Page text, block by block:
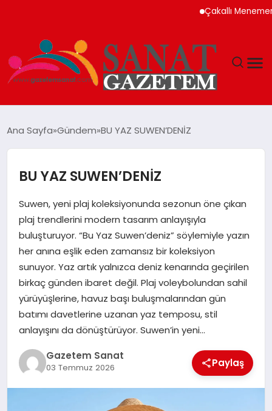
Çakallı Menemeni
TEKNOLOJI
SIYASET
SPOR
YAŞAM
EKONOMI
SAĞLIK
EĞITIM
Ana Sayfa Gündem BU YAZ SUWEN’DENİZ
BU YAZ SUWEN’DENİZ
Suwen, yeni plaj koleksiyonunda sezonun öne çıkan
plaj trendlerini modern tasarım anlayışıyla
buluşturuyor. “Bu Yaz Suwen’deniz” söylemiyle yazın
her anına eşlik eden zamansız bir koleksiyon
sunuyor. Yaz artık yalnızca deniz kenarında geçirilen
birkaç günden ibaret değil. Plaj voleybolundan sahil
yürüyüşlerine, havuz başı buluşmalarından gün
batımı davetlerine uzanan yaz temposu, stil
anlayışını da dönüştürüyor. Suwen’in yeni…
Gazetem Sanat
03 Temmuz 2026 Paylaş